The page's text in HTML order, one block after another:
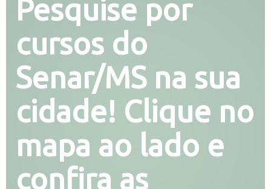
Pesquise por
cursos do
Senar/MS na sua
cidade! Clique no
mapa ao lado e
confira as